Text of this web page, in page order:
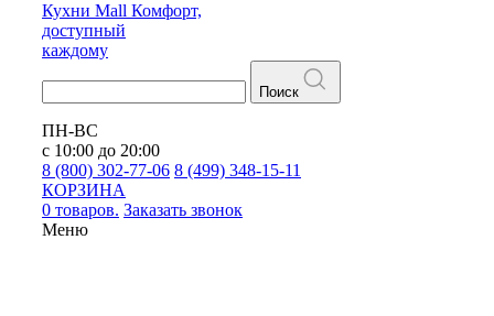
Кухни Mall Комфорт,
доступный
каждому
Поиск
ПН-ВС
с 10:00 до 20:00
8 (800) 302-77-06 8 (499) 348-15-11
КОРЗИНА
0 товаров. Заказать звонок
Меню